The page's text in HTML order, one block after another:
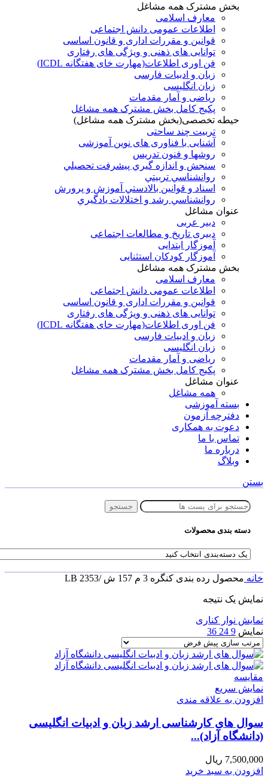
بخش مشترک همه مشاغل
معارف اسلامی
اطلاعات عمومی دانش اجتماعی
قوانین و مقررات اداری و قانون اساسی
توانایی های ذهنی و ویژگی های رفتاری
فن اوری اطلاعات(مهارت خای هفتگانه ICDL)
زبان و ادبیات فارسی
زبان انگلیسی
ریاضی و آمار مقدمات
پکیج کامل بخش مشترک همه مشاغل
حیطه تخصصی(بخش مشترک همه مشاغل)
تربیت چند ساحتی
آشنایی با فناوری های نوین آموزشی
روشها و فنون تدريس
سنجش و اندازه گيري پيشرفت تحصيلي
روانشناسي تربيتي
اسناد و قوانين بالادستي آموزش و پرورش
روانشناسي رشد و اختلالات يادگيري
عنوان مشاغل
دبير عربی
دبیری تاریخ و مطالعات اجتماعی
آموزگار ابتدایی
آموزگار کودکان استثنایی
بخش مشترک همه مشاغل
معارف اسلامی
اطلاعات عمومی دانش اجتماعی
قوانین و مقررات اداری و قانون اساسی
توانایی های ذهنی و ویژگی های رفتاری
فن اوری اطلاعات(مهارت خای هفتگانه ICDL)
زبان و ادبیات فارسی
زبان انگلیسی
ریاضی و آمار مقدمات
پکیج کامل بخش مشترک همه مشاغل
عنوان مشاغل
همه مشاغل
بسته آموزشی
دفترچه آزمون
دعوت به همکاری
تماس با ما
درباره ما
وبلاگ
بستن
جستجو
دسته بندی محصولات
خانه محصول رده بندی کنگره 3 م 157 ش /2353 LB
نمایش یک نتیجه
نمایش نوار کناری
نمایش 9
24
36
مقايسه
نمایش سریع
افزودن به علاقه مندی
سوال های کارشناسی ارشد زبان و ادبیات انگلیسی
(دانشگاه آزاد)...
7,500,000 ریال
افزودن به سبد خرید